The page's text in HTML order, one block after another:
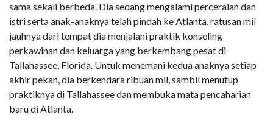
sama sekali berbeda. Dia sedang mengalami perceraian dan
istri serta anak-anaknya telah pindah ke Atlanta, ratusan mil
jauhnya dari tempat dia menjalani praktik konseling
perkawinan dan keluarga yang berkembang pesat di
Tallahassee, Florida. Untuk menemani kedua anaknya setiap
akhir pekan, dia berkendara ribuan mil, sambil menutup
praktiknya di Tallahassee dan membuka mata pencaharian
baru di Atlanta.